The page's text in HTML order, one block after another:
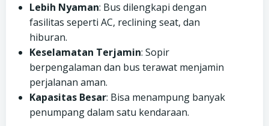
Lebih Nyaman: Bus dilengkapi dengan
fasilitas seperti AC, reclining seat, dan
hiburan.
Keselamatan Terjamin: Sopir
berpengalaman dan bus terawat menjamin
perjalanan aman.
Kapasitas Besar: Bisa menampung banyak
penumpang dalam satu kendaraan.